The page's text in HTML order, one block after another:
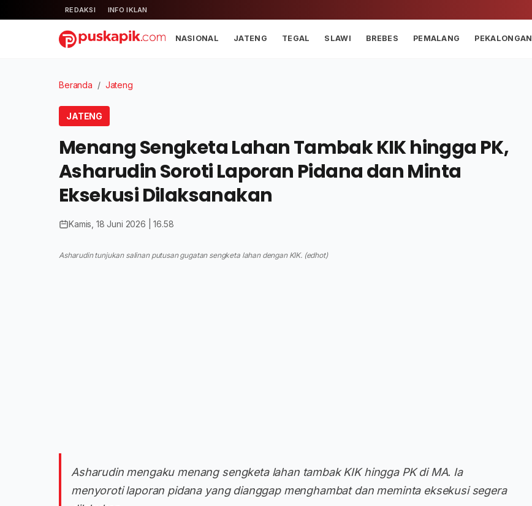
REDAKSI INFO IKLAN
NASIONAL JATENG TEGAL SLAWI BREBES PEMALANG PEKALONGAN
Beranda / Jateng
JATENG
Menang Sengketa Lahan Tambak KIK hingga PK,
Asharudin Soroti Laporan Pidana dan Minta
Eksekusi Dilaksanakan
Kamis, 18 Juni 2026 | 16.58
Asharudin tunjukan salinan putusan gugatan sengketa lahan dengan KIK. (edhot)
Asharudin mengaku menang sengketa lahan tambak KIK hingga PK di MA. Ia
menyoroti laporan pidana yang dianggap menghambat dan meminta eksekusi segera